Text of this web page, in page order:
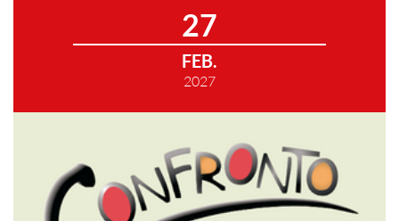
27
FEB.
2027